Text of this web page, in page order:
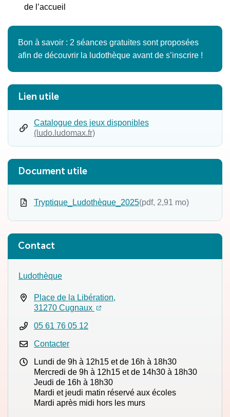
de l’accueil
Bon à savoir : 2 séances gratuites sont proposées
afin de découvrir la ludothèque avant de s’inscrire !
Informations complémentaires
Lien utile
Catalogue des jeux disponibles
(ludo.ludomax.fr)
(ouverture dans un nouvel onglet)
Document utile
Tryptique_Ludothèque_2025(pdf, 2,91 mo)
Contact
Ludothèque
Place de la Libération,
31270 Cugnaux (ouverture dans un nouvel onglet)
(ouverture dans un nouvel onglet)
05 61 76 05 12
Contacter
Lundi de 9h à 12h15 et de 16h à 18h30
Mercredi de 9h à 12h15 et de 14h30 à 18h30
Jeudi de 16h à 18h30
Mardi et jeudi matin réservé aux écoles
Mardi après midi hors les murs